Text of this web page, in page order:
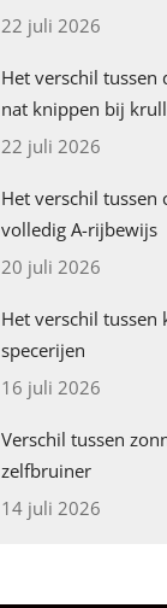
22 juli 2026
Het verschil tussen
nat knippen bij
22 juli 2026
Het verschil tussen
volledig A-rijbewijs
20 juli 2026
Het verschil tussen
specerijen
16 juli 2026
Verschil tussen
zelfbruiner
14 juli 2026